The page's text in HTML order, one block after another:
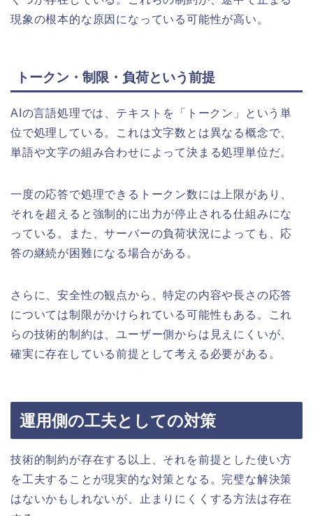
現象の根本的な原因になっている可能性が高い。
トークン・制限・負荷という前提
AIの言語処理では、テキストを「トークン」という単
位で処理している。これは文字数とは異なる概念で、
単語や文字の組み合わせによって決まる処理単位だ。
一度の応答で処理できるトークン数には上限があり、
それを超えると強制的に出力が停止される仕組みにな
っている。また、サーバーの負荷状況によっても、応
答の継続が困難になる場合がある。
さらに、安全性の観点から、特定の内容や長さの応答
については制限がかけられている可能性もある。これ
らの技術的制約は、ユーザー側からは見えにくいが、
確実に存在している前提として考える必要がある。
運用側の工夫としての対策
技術的制約が存在する以上、それを前提とした使い方
を工夫することが現実的な対策となる。完璧な解決策
はないかもしれないが、止まりにくくする方法は存在